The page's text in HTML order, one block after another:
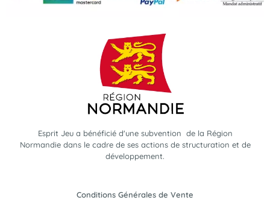
Esprit Jeu a bénéficié d'une subvention de la Région
Normandie dans le cadre de ses actions de structuration et de
développement.
Conditions Générales de Vente